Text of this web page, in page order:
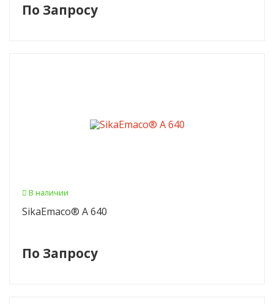
По Запросу
В наличии
SikaEmaco® A 640
По Запросу